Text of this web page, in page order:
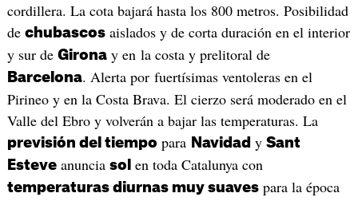
cordillera. La cota bajará hasta los 800 metros. Posibilidad
de chubascosaislados y de corta duración en el interior
y sur de Gironay en la costa y prelitoral de
Barcelona. Alerta por fuertísimas ventoleras en el
Pirineo y en la Costa Brava. El cierzo será moderado en el
Valle del Ebro y volverán a bajar las temperaturas. La
previsión del tiempo para Navidad y Sant
Esteveanuncia sol en toda Catalunya con
temperaturas diurnas muy suavespara la época